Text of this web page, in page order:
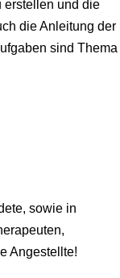
erstellen und die
die Anleitung der
sind Thema
sowie in
Angestellte!